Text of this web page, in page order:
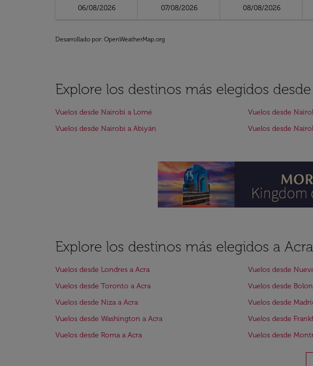
06/08/2026 07/08/2026 08/08/2026
Desarrollado por: OpenWeatherMap.org
Explore los destinos más elegidos
Vuelos desde Nairobi a Lomé Vuelos desde
Vuelos desde Nairobi a Abiyán
Vuelos desde
Explore los destinos más elegidos a Acra
Vuelos desde Londres a Acra Vuelos desde
Vuelos desde Toronto a Acra
Vuelos desde
Vuelos desde Niza a Acra
Vuelos desde
Vuelos desde Washington a Acra
Vuelos desde
Vuelos desde Roma a Acra
Vuelos desde